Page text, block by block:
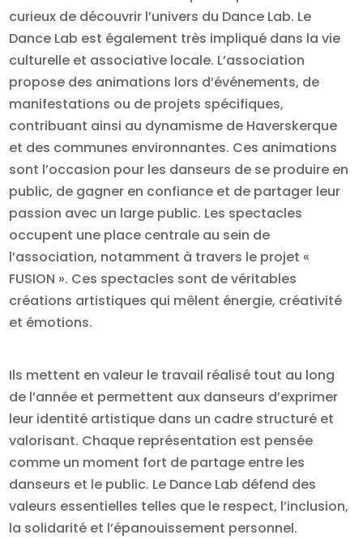
curieux de découvrir l’univers du Dance Lab. Le
Dance Lab est également très impliqué dans la vie
culturelle et associative locale. L’association
propose des animations lors d’événements, de
manifestations ou de projets spécifiques,
contribuant ainsi au dynamisme de Haverskerque
et des communes environnantes. Ces animations
sont l’occasion pour les danseurs de se produire en
public, de gagner en confiance et de partager leur
passion avec un large public. Les spectacles
occupent une place centrale au sein de
l’association, notamment à travers le projet «
FUSION ». Ces spectacles sont de véritables
créations artistiques qui mêlent énergie, créativité
et émotions.
Ils mettent en valeur le travail réalisé tout au long
de l’année et permettent aux danseurs d’exprimer
leur identité artistique dans un cadre structuré et
valorisant. Chaque représentation est pensée
comme un moment fort de partage entre les
danseurs et le public. Le Dance Lab défend des
valeurs essentielles telles que le respect, l’inclusion,
la solidarité et l’épanouissement personnel.